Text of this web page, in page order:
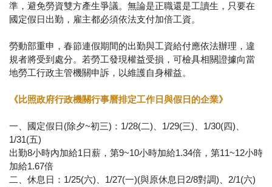
準，避免勞資雙方產生爭議。無論是正職還是工讀生，只要在
國定假日出勤，雇主都必須依法支付加倍工資。
勞動部重申，春節連假期間的出勤與工資給付應依法辦理，違
規者將受到處分。若勞工發現權益受損，可檢具相關證據向當
地勞工行政主管機關申訴，以維護自身權益。
《比照政府行政機關行事曆排定工作日與假日的企業》
一、國定假日(除夕~初三)：1/28(二)、1/29(三)、1/30(四)、
1/31(五)
出勤8小時內加給1日薪，第9~10小時加給1.34倍，第11~12小時
加給1.67倍
二、休息日：1/25(六)、1/27(一)(與原休息日2/8對調)、2/1(六)